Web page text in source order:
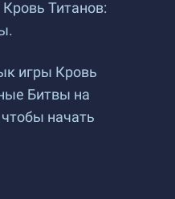
Титанов:
игры Кровь
Битвы на
начать